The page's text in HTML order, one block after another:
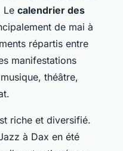
Le calendrier des
de mai à
répartis entre
manifestations
théâtre,
riche et diversifié.
à Dax en été